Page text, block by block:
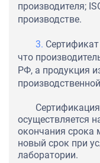
производителя;
производстве.
что
РФ, а продукция
осуществляется
окончания
новый срок при
лаборатории.